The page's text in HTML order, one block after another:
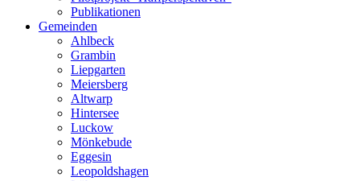
Publikationen
Gemeinden
Ahlbeck
Grambin
Liepgarten
Meiersberg
Altwarp
Hintersee
Luckow
Mönkebude
Eggesin
Leopoldshagen